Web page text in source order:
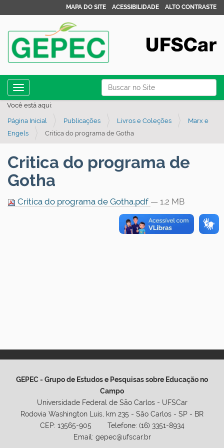
Busca
Busca Avançada…
MAPA DO SITE ACESSIBILIDADE ALTO CONTRASTE
Toggle navigation
Você está aqui:
Página Inicial Publicações Livros e Coleções
Marx e
Engels
Critica do programa de Gotha
Critica do programa de
Gotha
Critica do programa de Gotha.pdf — 1.2 MB
GEPEC - Grupo de Estudos e Pesquisas sobre Educação no
Campo
Universidade Federal de São Carlos - UFSCar
Rodovia Washington Luis, km 235 - São Carlos - SP - BR
CEP: 13565-905 Telefone: (16) 3351-8934
Email: gepec@ufscar.br